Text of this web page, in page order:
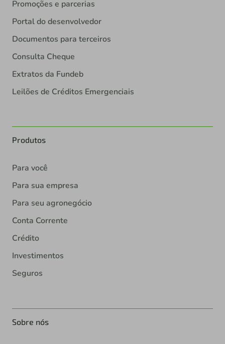
Promoções e parcerias
Portal do desenvolvedor
Documentos para terceiros
Consulta Cheque
Extratos da Fundeb
Leilões de Créditos Emergenciais
Produtos
Para você
Para sua empresa
Para seu agronegócio
Conta Corrente
Crédito
Investimentos
Seguros
Sobre nós